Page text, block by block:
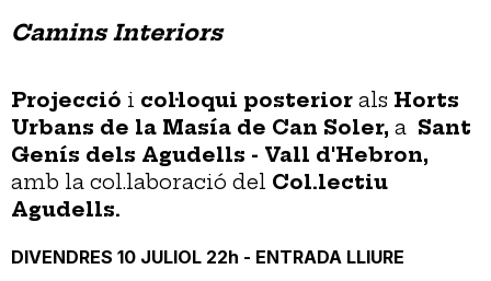
Camins Interiors
Projecció i col·loqui posterior als Horts
Urbans de la Masía de Can Soler, a Sant
Genís dels Agudells - Vall d'Hebron,
amb la col.laboració del Col.lectiu
Agudells.
DIVENDRES 10 JULIOL 22h - ENTRADA LLIURE